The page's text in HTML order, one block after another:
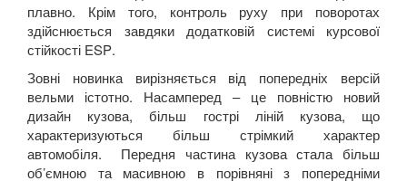
плавно. Крім того, контроль руху при поворотах
здійснюється завдяки додатковій системі курсової
стійкості ESP.
Зовні новинка вирізняється від попередніх версій
вельми істотно. Насамперед – це повністю новий
дизайн кузова, більш гострі ліній кузова, що
характеризуються більш стрімкий характер
автомобіля. Передня частина кузова стала більш
об’ємною та масивною в порівняні з попередніми